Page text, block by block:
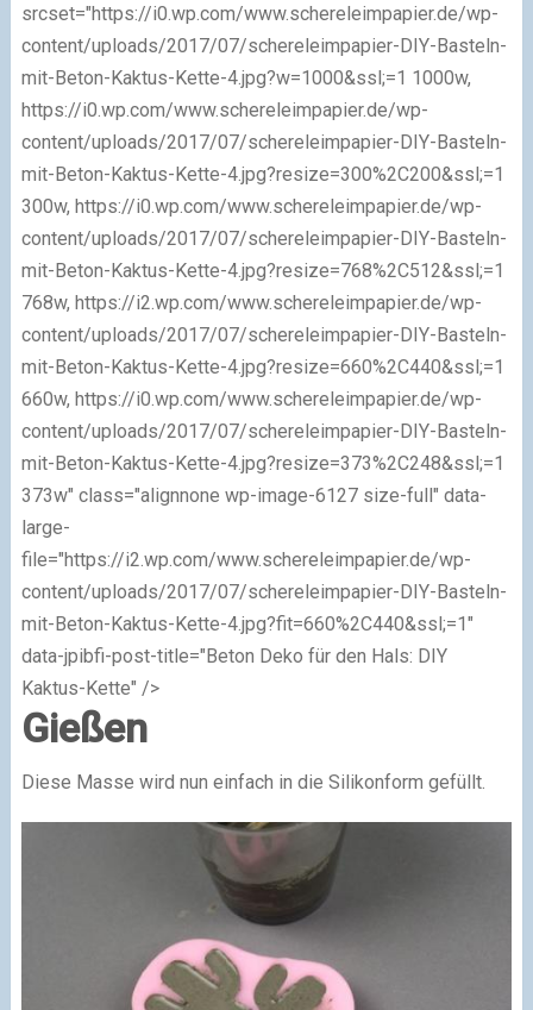
srcset="https://i0.wp.com/www.schereleimpapier.de/wp-
content/uploads/2017/07/schereleimpapier-DIY-Basteln-
mit-Beton-Kaktus-Kette-4.jpg?w=1000&ssl;=1 1000w,
https://i0.wp.com/www.schereleimpapier.de/wp-
content/uploads/2017/07/schereleimpapier-DIY-Basteln-
mit-Beton-Kaktus-Kette-4.jpg?resize=300%2C200&ssl;=1
300w, https://i0.wp.com/www.schereleimpapier.de/wp-
content/uploads/2017/07/schereleimpapier-DIY-Basteln-
mit-Beton-Kaktus-Kette-4.jpg?resize=768%2C512&ssl;=1
768w, https://i2.wp.com/www.schereleimpapier.de/wp-
content/uploads/2017/07/schereleimpapier-DIY-Basteln-
mit-Beton-Kaktus-Kette-4.jpg?resize=660%2C440&ssl;=1
660w, https://i0.wp.com/www.schereleimpapier.de/wp-
content/uploads/2017/07/schereleimpapier-DIY-Basteln-
mit-Beton-Kaktus-Kette-4.jpg?resize=373%2C248&ssl;=1
373w" class="alignnone wp-image-6127 size-full" data-
large-
file="https://i2.wp.com/www.schereleimpapier.de/wp-
content/uploads/2017/07/schereleimpapier-DIY-Basteln-
mit-Beton-Kaktus-Kette-4.jpg?fit=660%2C440&ssl;=1"
data-jpibfi-post-title="Beton Deko für den Hals: DIY
Kaktus-Kette" />
Gießen
Diese Masse wird nun einfach in die Silikonform gefüllt.